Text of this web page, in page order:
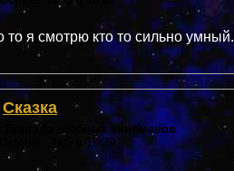
то я смотрю кто то сильно
Сказка
Бригада злобных киноманов
October, 2005 в 18:39